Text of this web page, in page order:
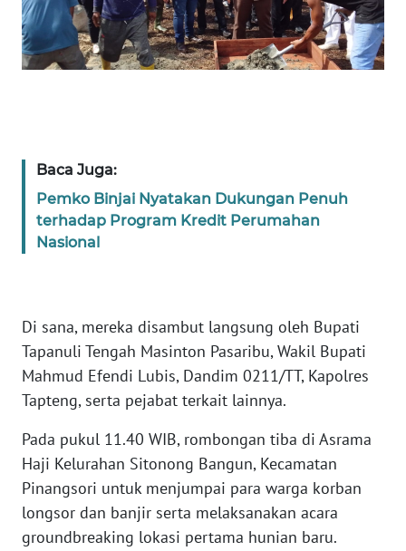
Baca Juga:
Pemko Binjai Nyatakan Dukungan Penuh
terhadap Program Kredit Perumahan
Nasional
Di sana, mereka disambut langsung oleh Bupati
Tapanuli Tengah Masinton Pasaribu, Wakil Bupati
Mahmud Efendi Lubis, Dandim 0211/TT, Kapolres
Tapteng, serta pejabat terkait lainnya.
Pada pukul 11.40 WIB, rombongan tiba di Asrama
Haji Kelurahan Sitonong Bangun, Kecamatan
Pinangsori untuk menjumpai para warga korban
longsor dan banjir serta melaksanakan acara
groundbreaking lokasi pertama hunian baru.
NTB
WN
WN
BABEL
WN
SUMSEL
BENGKULU
WN
WN
JATENG